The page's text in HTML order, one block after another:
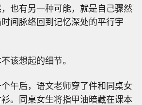
也有另一种可能，就是自己骤然
间脉络回到记忆深处的平行宇
该想起的细节。
午后，语文老师穿了件和同桌女
。同桌女生将指甲油暗藏在课本